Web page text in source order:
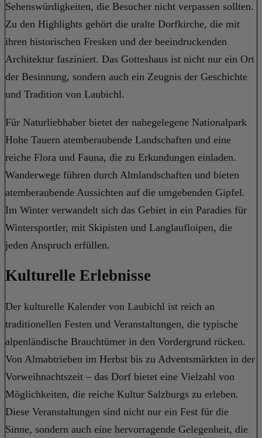
Sehenswürdigkeiten, die Besucher nicht verpassen sollten.
Zu den Highlights gehört die uralte Dorfkirche, die mit
ihren historischen Fresken und der beeindruckenden
Architektur fasziniert. Das Gotteshaus ist nicht nur ein Ort
der Besinnung, sondern auch ein Zeugnis der Geschichte
und Tradition von Laubichl.
Für Naturliebhaber bietet der nahegelegene Nationalpark
Hohe Tauern atemberaubende Landschaften und eine
reiche Flora und Fauna, die zu Erkundungen einladen.
Wanderwege führen durch Almlandschaften und bieten
atemberaubende Aussichten auf die umgebenden Gipfel.
Im Winter verwandelt sich das Gebiet in ein Paradies für
Wintersportler, mit Skipisten und Langlaufloipen, die
jeden Anspruch erfüllen.
Kulturelle Erlebnisse
Der kulturelle Kalender von Laubichl ist reich an
traditionellen Festen und Veranstaltungen, die typische
alpenländische Brauchtümer in den Vordergrund rücken.
Von Almabtrieben im Herbst bis zu Adventsmärkten in der
Vorweihnachtszeit – das Dorf bietet eine Vielzahl von
Möglichkeiten, die reiche Kultur Salzburgs zu erleben.
Diese Veranstaltungen sind nicht nur ein Fest für die
Sinne, sondern auch eine hervorragende Gelegenheit, die